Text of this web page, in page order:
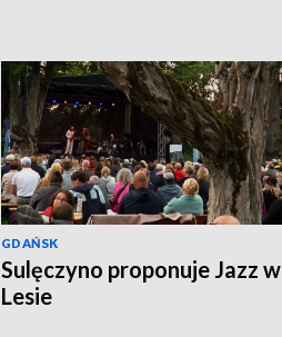
GDAŃSK
Sulęczyno proponuje Jazz w
Lesie